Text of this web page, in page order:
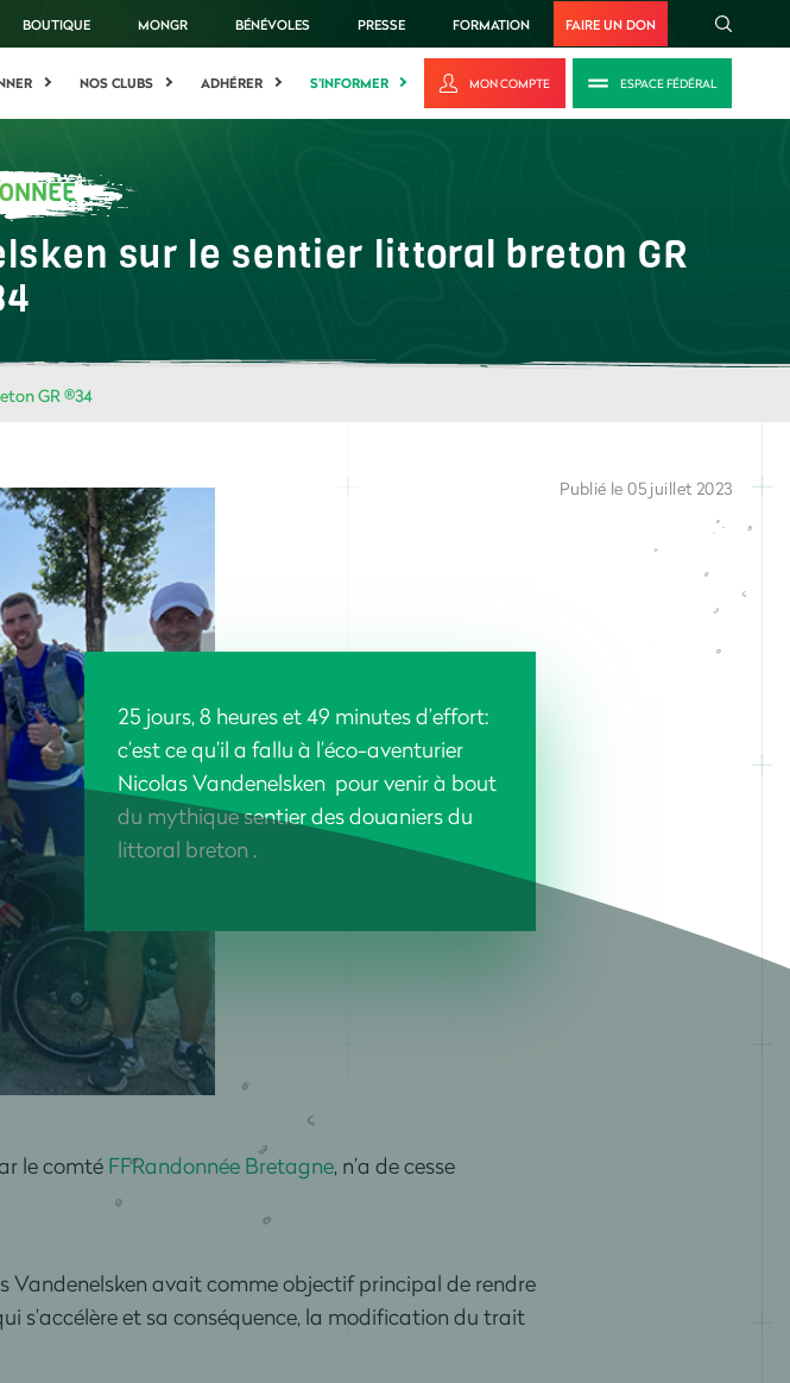
BOUTIQUE MONGR BÉNÉVOLES PRESSE FORMATION FAIRE UN DON
NOS CLUBS ADHÉRER S'INFORMER MON COMPTE ESPACE FÉDÉRAL
sur le sentier littoral breton GR
GR ®34
25 jours, 8 heures et 49 minutes d’effort:
c’est ce qu’il a fallu à l’éco-aventurier
Nicolas Vandenelsken pour venir à bout
du mythique sentier des douaniers du
littoral breton .
Publié le 05 juillet 2023
le comté FFRandonnée Bretagne, n’a de cesse
Vandenelsken avait comme objectif principal de rendre
s’accélère et sa conséquence, la modification du trait